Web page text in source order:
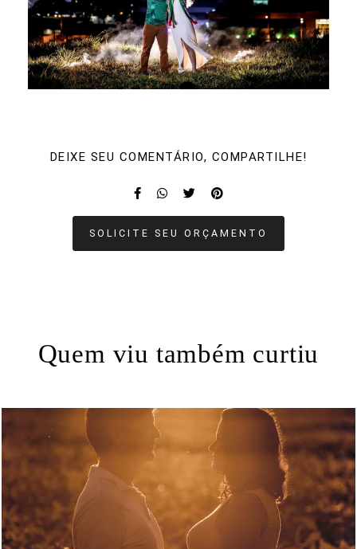
DEIXE SEU COMENTÁRIO, COMPARTILHE!
SOLICITE SEU ORÇAMENTO
Quem viu também curtiu